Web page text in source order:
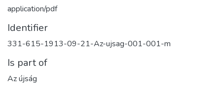
application/pdf
Identifier
331-615-1913-09-21-Az-ujsag-001-001-m
Is part of
Az újság